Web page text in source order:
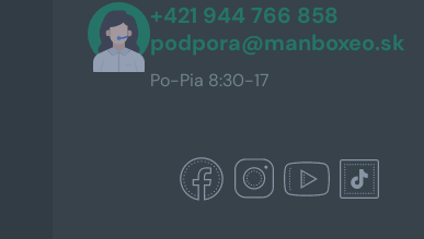
+421 944 766 858
podpora@manboxeo.sk
Po-Pia 8:30-17